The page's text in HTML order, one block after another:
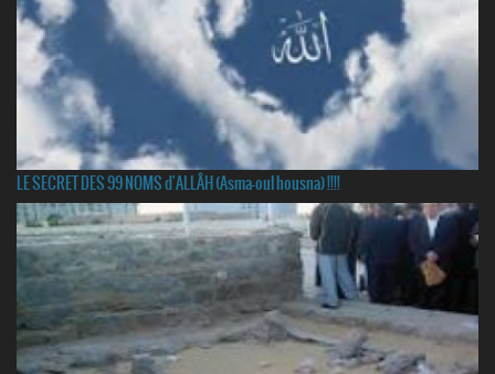
LE SECRET DES 99 NOMS d'ALLÂH (Asma-oul housna) !!!!